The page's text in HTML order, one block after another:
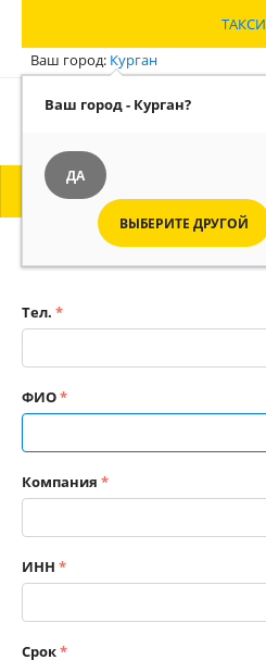
ТАКСИ
Ваш город: Курган
Ваш город - Курган?
ДА
ВЫБЕРИТЕ ДРУГОЙ
 МЕНЮ
Тел.
ФИО
Компания
ИНН
Срок